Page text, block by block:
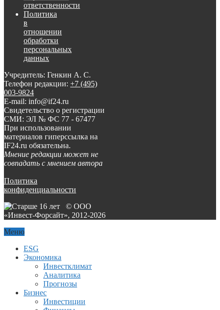
ответственности
Политика
в
отношении
обработки
персональных
данных
Учредитель: Генкин А. С.
Телефон редакции: +7 (495)
003-9824
E-mail: info@if24.ru
Свидетельство о регистрации
СМИ: ЭЛ № ФС 77 - 67477
При использовании
материалов гиперссылка на
IF24.ru обязательна.
Мнение редакции может не
совпадать с мнением автора
Политика
конфиденциальности
© ООО
«Инвест-Форсайт», 2012-2026
Меню
ESG
Экономика
Инвестклимат
Аналитика
Прогнозы
Бизнес
Инвестиции